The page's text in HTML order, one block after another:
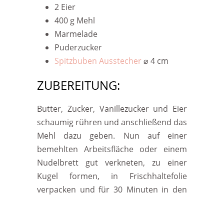
2 Eier
400 g Mehl
Marmelade
Puderzucker
Spitzbuben Ausstecher ⌀ 4 cm
ZUBEREITUNG:
Butter, Zucker, Vanillezucker und Eier
schaumig rühren und anschließend das
Mehl dazu geben. Nun auf einer
bemehlten Arbeitsfläche oder einem
Nudelbrett gut verkneten, zu einer
Kugel formen, in Frischhaltefolie
verpacken und für 30 Minuten in den